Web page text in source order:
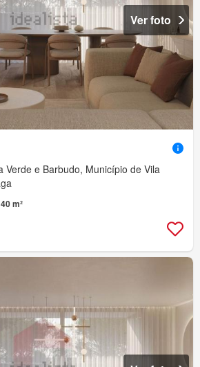
Ver foto
Verde e Barbudo, Município de Vila
m²